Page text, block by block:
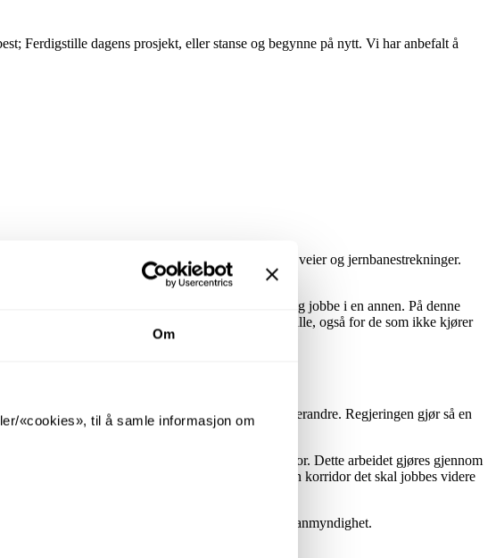
Om
«cookies», til å samle informasjon om
Ferdigstille dagens prosjekt, eller stanse og begynne på nytt. Vi har anbefalt å
allerede tidvis sprengt på flere av våre største veier og jernbanestrekninger.
gi et togtilbud som gjør det lettere å bo i en by og jobbe i en annen. På denne
til sykkel eller fots. Toget skal være tilgjengelig for alle, også for de som ikke kjører
og vurderer forskjellige konsepter opp mot hverandre. Regjeringen gjør så en
på stasjoner plassert sentralt i alle byene.
og konsekvensene knyttet til hver korridor. Dette arbeidet gjøres gjennom
En vedtatt kommunedelplan fastlegger hvilken korridor det skal jobbes videre
vedtas også av kommunestyret som planmyndighet.